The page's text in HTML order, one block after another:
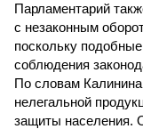
Парламентарий
с незаконным
поскольку
соблюдения
По словам
нелегальной
защиты населения.